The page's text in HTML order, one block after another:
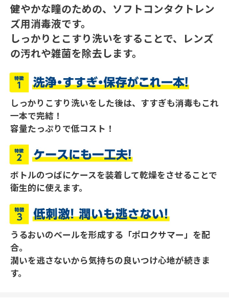
健やかな瞳のための、ソフトコンタクトレン
ズ用消毒液です。
しっかりとこすり洗いをすることで、レンズ
の汚れや雑菌を除去します。
しっかりこすり洗いをした後は、すすぎも消毒もこれ
一本で完結！
容量たっぷりで低コスト！
ボトルのつばにケースを装着して乾燥をさせることで
衛生的に使えます。
うるおいのベールを形成する「ポロクサマー」を配
合。
潤いを逃さないから気持ちの良いつけ心地が続きま
す。